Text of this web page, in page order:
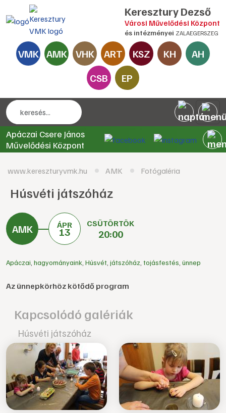
Keresztury Dezső
Városi Művelődési Központ
és intézményei ZALAEGERSZEG
VMK AMK VHK ART KSZ KH
AH
CSB
EP
Apáczai Csere János
Művelődési Központ
www.kereszturyvmk.hu AMK Fotógaléria
Húsvéti játszóház
ÁPR
13
CSÜTÖRTÖK
20:00
Apáczai hagyományaink Húsvét játszóház tojásfestés ünnep
Az ünnepkörhöz kötődő program
Kapcsolódó galériák
Húsvéti játszóház